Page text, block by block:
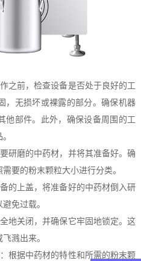
前，检查设备是否处于良好的工
，无损坏或裸露的部分。确保机器
他部件。此外，确保设备周围的工
磨的中药材，并将其准备好。确
要的粉末颗粒大小进行分类。
上盖，将准备好的中药材倒入研
免过载。
关闭，并确保它牢固地锁定。这
溅出来。
据中药材的特性和所需的粉末颗